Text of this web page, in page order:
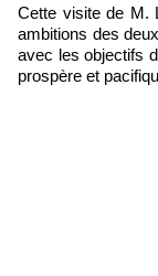
Cette visite de M.
ambitions des
avec les objectifs
prospère et